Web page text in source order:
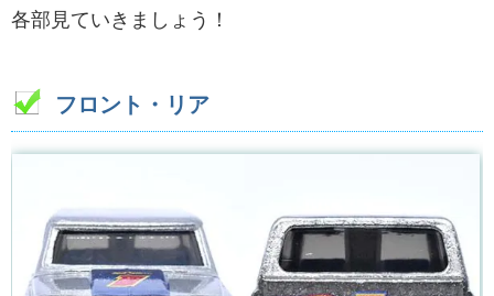
各部見ていきましょう！
フロント・リア